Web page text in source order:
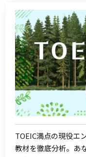
TOEIC満点の現役エ
教材を徹底分析。あ